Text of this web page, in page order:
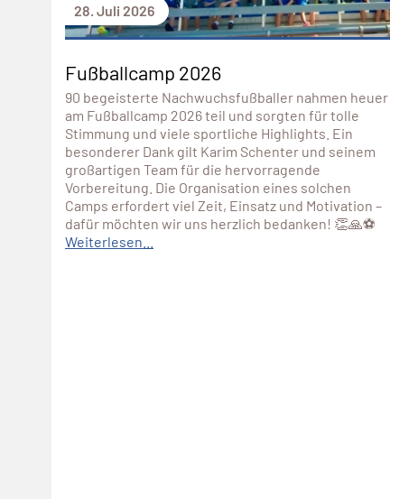
28. Juli 2026
Fußballcamp 2026
90 begeisterte Nachwuchsfußballer nahmen heuer
am Fußballcamp 2026 teil und sorgten für tolle
Stimmung und viele sportliche Highlights. Ein
besonderer Dank gilt Karim Schenter und seinem
großartigen Team für die hervorragende
Vorbereitung. Die Organisation eines solchen
Camps erfordert viel Zeit, Einsatz und Motivation –
dafür möchten wir uns herzlich bedanken! 👏🙏⚽
Weiterlesen...